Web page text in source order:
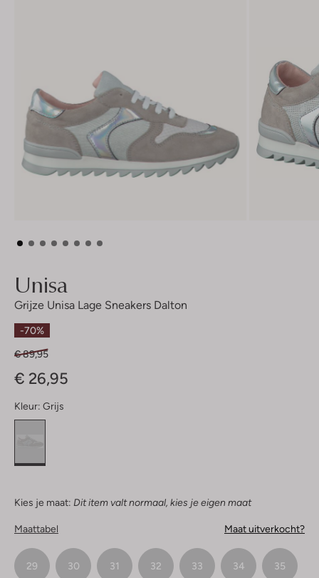
Unisa
Grijze Unisa Lage Sneakers Dalton
-70%
€ 89,95
€ 26,95
Kleur: Grijs
Kies je maat: Dit item valt normaal, kies je eigen maat
Maattabel Maat uitverkocht?
29 30 31 32 33 34 35